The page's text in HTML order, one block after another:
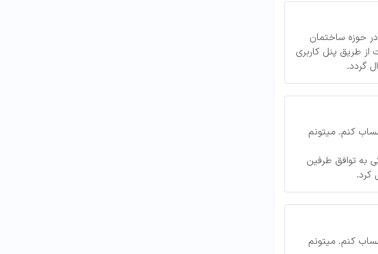
در حوزه ساختمان
از طریق پنل کاربری
گردد.
کنم. میتونم
به توافق طرفین
کرد.
کنم. میتونم